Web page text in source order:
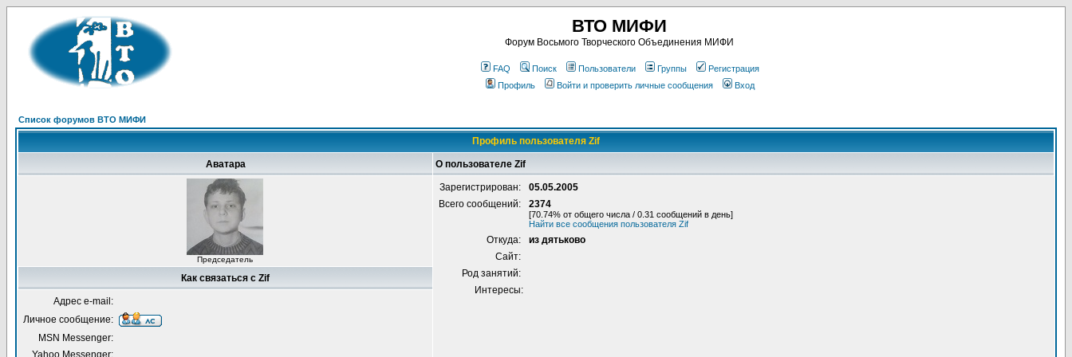
ВТО МИФИ
Форум Восьмого Творческого Объединения МИФИ
FAQ Поиск Пользователи Группы
Регистрация
Профиль
Войти и проверить личные сообщения Вход
Список форумов ВТО МИФИ
Профиль пользователя Zif
Аватара О пользователе Zif
Председатель
Зарегистрирован:
05.05.2005
Всего сообщений:
2374
[70.74% от общего числа / 0.31 сообщений в день]
Найти все сообщения пользователя Zif
Откуда:
из дятьково
Сайт:
Род занятий:
Интересы:
Как связаться с Zif
Адрес e-mail:
Личное сообщение:
MSN Messenger:
Yahoo Messenger: